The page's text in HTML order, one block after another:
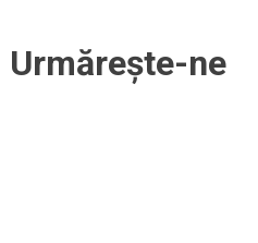
Urmărește-ne